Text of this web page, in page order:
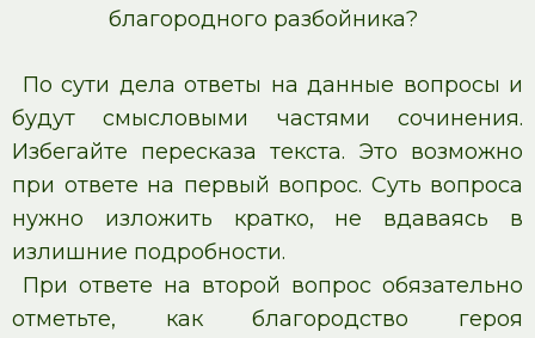
благородного разбойника?
По сути дела ответы на данные вопросы и
будут смысловыми частями сочинения.
Избегайте пересказа текста. Это возможно
при ответе на первый вопрос. Суть вопроса
нужно изложить кратко, не вдаваясь в
излишние подробности.
При ответе на второй вопрос обязательно
отметьте, как благородство героя